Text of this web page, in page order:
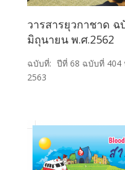
วารสารยุวกาชาด
มิถุนายน พ.ศ.2562
ฉบับที่: ปีที่ 68 ฉบับที่ 404
2563